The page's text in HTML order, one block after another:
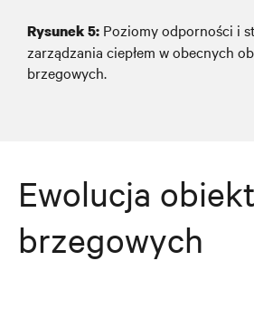
Rysunek5: Poziomy odporności i
zarządzania ciepłem w obecnych
brzegowych.
Ewolucja
brzegowych